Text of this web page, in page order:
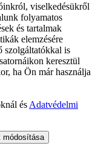
viselkedésükről
folyamatos
és tartalmak
elemzésére
szolgáltatókkal is
keresztül
ha Ön már használja
és Adatvédelmi
módosítása